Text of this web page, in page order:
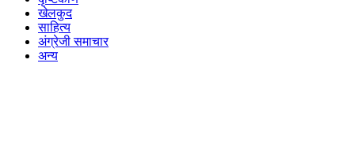
खेलकुद
साहित्य
अंग्रेजी समाचार
अन्य